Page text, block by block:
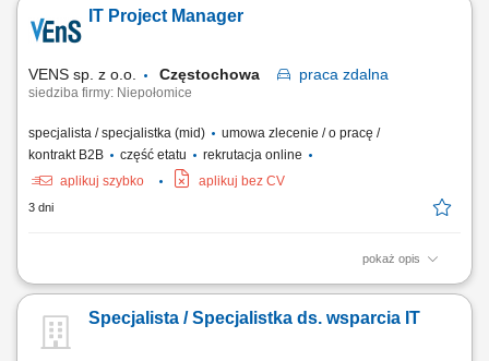
podzespołów komputerowych i przygotowywanie urządzeń do dalszej
dystrybucji, realizacja zadań produkcyjnych zgodnie z harmonogramem
IT Project Manager
VENS sp. z o.o. Częstochowa praca zdalna
siedziba firmy: Niepołomice
specjalista / specjalistka (mid)
umowa zlecenie / o pracę /
kontrakt B2B
część etatu
rekrutacja online
aplikuj szybko
aplikuj bez CV
3 dni
pokaż opis
Zarządzanie projektem IT: opracowanie i realizacja planu projektu,
Koordynacja obszaru IT: zarządzanie działaniami związanymi z
systemami produkcyjnymi, logistycznymi i Shopfloor IT na potrzeby
Specjalista / Specjalistka ds. wsparcia IT